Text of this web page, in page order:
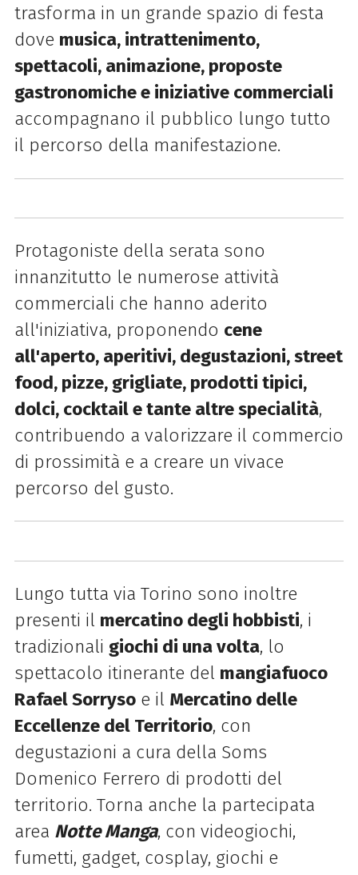
trasforma in un grande spazio di festa
dove musica, intrattenimento,
spettacoli, animazione, proposte
gastronomiche e iniziative commerciali
accompagnano il pubblico lungo tutto
il percorso della manifestazione.
Protagoniste della serata sono
innanzitutto le numerose attività
commerciali che hanno aderito
all'iniziativa, proponendo cene
all'aperto, aperitivi, degustazioni, street
food, pizze, grigliate, prodotti tipici,
dolci, cocktail e tante altre specialità,
contribuendo a valorizzare il commercio
di prossimità e a creare un vivace
percorso del gusto.
Lungo tutta via Torino sono inoltre
presenti il mercatino degli hobbisti, i
tradizionali giochi di una volta, lo
spettacolo itinerante del mangiafuoco
Rafael Sorrysoe il Mercatino delle
Eccellenze del Territorio, con
degustazioni a cura della Soms
Domenico Ferrero di prodotti del
territorio. Torna anche la partecipata
area Notte Manga, con videogiochi,
fumetti, gadget, cosplay, giochi e